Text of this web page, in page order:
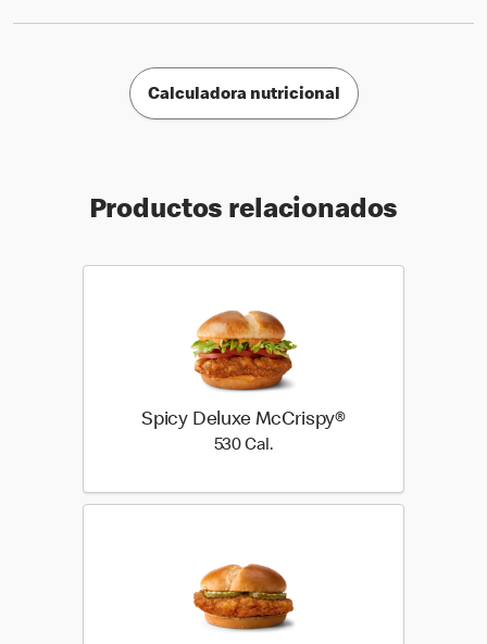
Calculadora nutricional
Productos relacionados
Spicy Deluxe McCrispy®
530 Cal.530 Cal.